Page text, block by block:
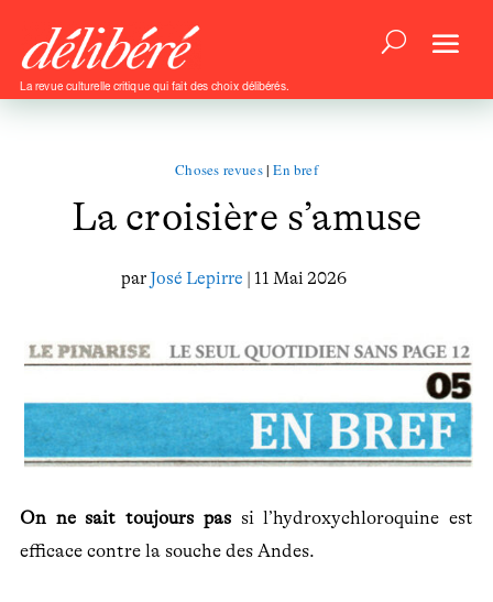
La revue culturelle critique qui fait des choix délibérés.
Choses revues|En bref
La croisière s’amuse
parJosé Lepirre | 11 Mai 2026
On ne sait toujours passi l’hydroxychloroquine est
efficace contre la souche des Andes.